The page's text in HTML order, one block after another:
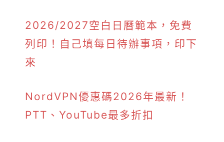
2026/2027空白日曆範本，免費
列印！自己填每日待辦事項，印下
來
NordVPN優惠碼2026年最新！
PTT、YouTube最多折扣